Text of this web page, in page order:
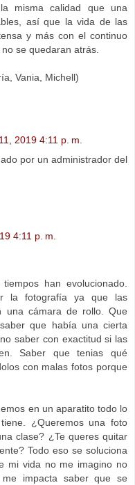
misma calidad que una
así que la vida de las
y más con el continuo
se quedaran atrás.
Vania, Michell)
2019 4:11 p. m.
por un administrador del
4:11 p. m.
han evolucionado.
la fotografía ya que las
una cámara de rollo. Que
que había una cierta
saber con exactitud si las
Saber que tenias qué
con malas fotos porque
en un aparatito todo lo
¿Queremos una foto
clase? ¿Te queres quitar
Todo eso se soluciona
mi vida no me imagino no
impacta saber que se